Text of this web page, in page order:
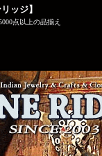
ッジ】
点以上の品揃え